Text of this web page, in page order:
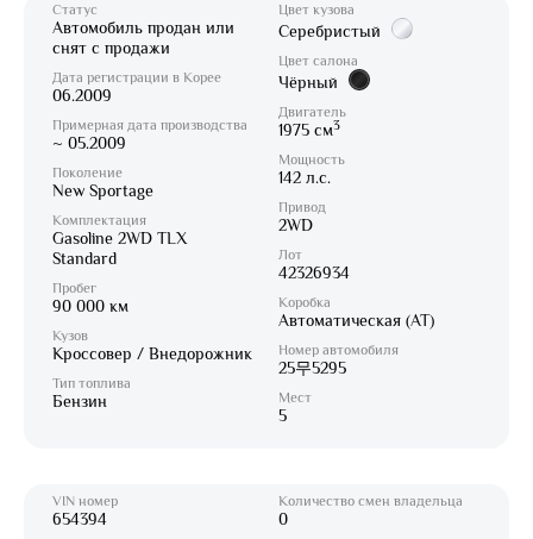
Статус
Автомобиль продан или
снят с продажи
Дата регистрации в Корее
06.2009
Примерная дата производства
~ 05.2009
Поколение
New Sportage
Комплектация
Gasoline 2WD TLX
Standard
Пробег
90 000 км
Кузов
Кроссовер / Внедорожник
Тип топлива
Бензин
Цвет кузова
Серебристый
Цвет салона
Чёрный
Двигатель
1975 см3
Мощность
142 л.с.
Привод
2WD
Лот
42326934
Коробка
Автоматическая (AT)
Номер автомобиля
25무5295
Мест
5
VIN номер
654394
Количество смен владельца
0